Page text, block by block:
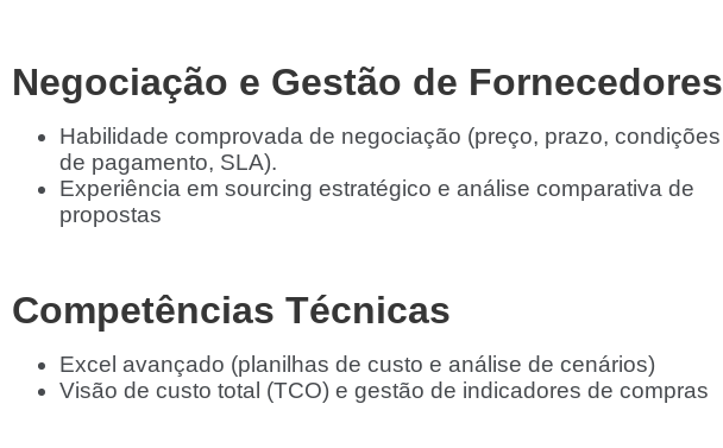
Negociação e Gestão de Fornecedores
Habilidade comprovada de negociação (preço, prazo, condições
de pagamento, SLA).
Experiência em sourcing estratégico e análise comparativa de
propostas
Competências Técnicas
Excel avançado (planilhas de custo e análise de cenários)
Visão de custo total (TCO) e gestão de indicadores de compras